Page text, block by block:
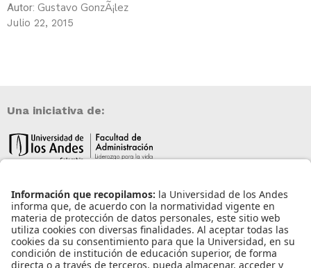
Autor: Gustavo GonzÃ¡lez
Julio 22, 2015
Una iniciativa de:
Información de contacto
info@aneia.edu.co
Bogotá, Colombia